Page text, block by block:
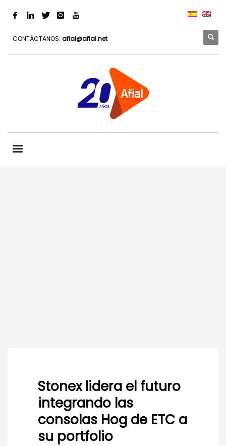
CONTÁCTANOS: afial@afial.net
Stonex lidera el futuro
integrando las
consolas Hog de ETC a
su portfolio